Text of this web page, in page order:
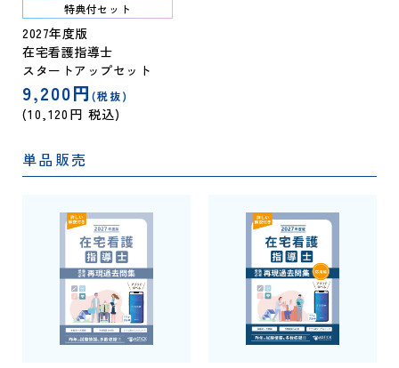
特典付セット
2027年度版
在宅看護指導士
スタートアップセット
9,200円 (税抜)
(10,120円 税込)
単品販売